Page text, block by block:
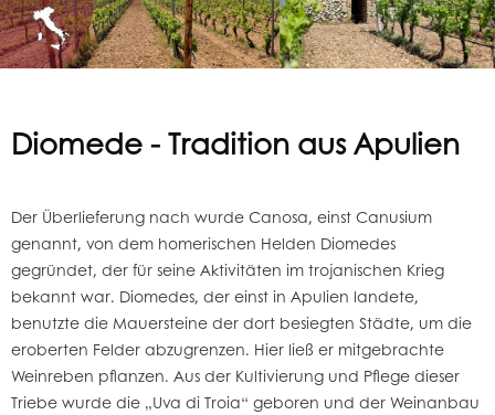
Diomede - Tradition aus Apulien
Der Überlieferung nach wurde Canosa, einst Canusium
genannt, von dem homerischen Helden Diomedes
gegründet, der für seine Aktivitäten im trojanischen Krieg
bekannt war. Diomedes, der einst in Apulien landete,
benutzte die Mauersteine der dort besiegten Städte, um die
eroberten Felder abzugrenzen. Hier ließ er mitgebrachte
Weinreben pflanzen. Aus der Kultivierung und Pflege dieser
Triebe wurde die „Uva di Troia“ geboren und der Weinanbau